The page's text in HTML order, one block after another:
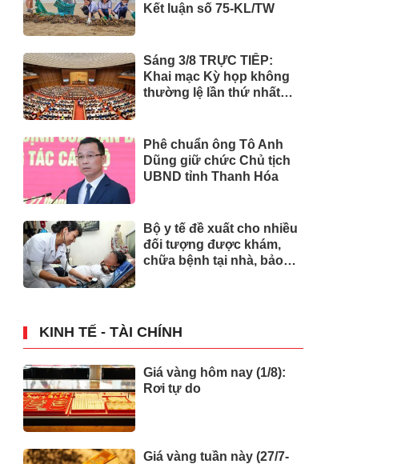
Kết luận số 75-KL/TW
Sáng 3/8 TRỰC TIẾP:
Khai mạc Kỳ họp không
thường lệ lần thứ nhất
Phê chuẩn ông Tô Anh
Dũng giữ chức Chủ tịch
UBND tỉnh Thanh Hóa
Bộ y tế đề xuất cho nhiều
đối tượng được khám,
chữa bệnh tại nhà, bảo
KINH TẾ - TÀI CHÍNH
Giá vàng hôm nay (1/8):
Rơi tự do
Giá vàng tuần này (27/7-